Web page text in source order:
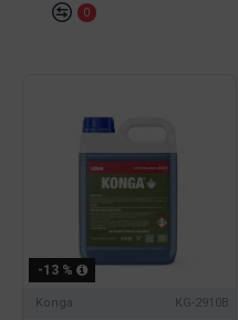
0
-13 %
Konga KG-2910B